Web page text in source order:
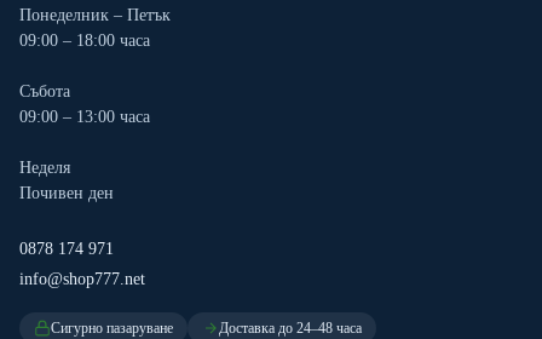
Понеделник – Петък
09:00 – 18:00 часа
Събота
09:00 – 13:00 часа
Неделя
Почивен ден
0878 174 971
info@shop777.net
Сигурно пазаруване
Доставка до 24–48 часа